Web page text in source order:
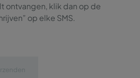
ontvangen, klik dan op de
op elke SMS.